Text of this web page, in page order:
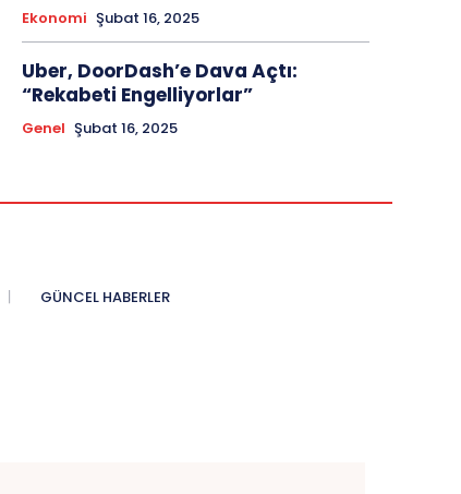
Ekonomi Şubat 16, 2025
Uber, DoorDash’e Dava Açtı:
“Rekabeti Engelliyorlar”
Genel Şubat 16, 2025
GÜNCEL HABERLER